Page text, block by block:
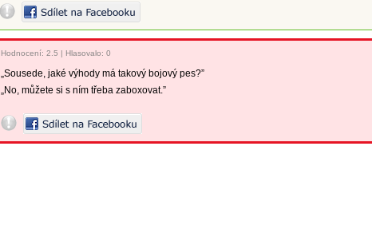
Hodnocení: 2.5 | Hlasovalo: 0
„Sousede, jaké výhody má takový bojový pes?”
„No, můžete si s ním třeba zaboxovat.”